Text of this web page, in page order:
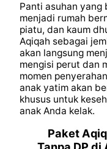
Panti asuhan yang
menjadi rumah
piatu, dan kaum
Aqiqah sebagai
akan langsung
mengisi perut dan
momen
anak yatim akan
khusus untuk
anak Anda kelak.
Paket
Tanpa DP di